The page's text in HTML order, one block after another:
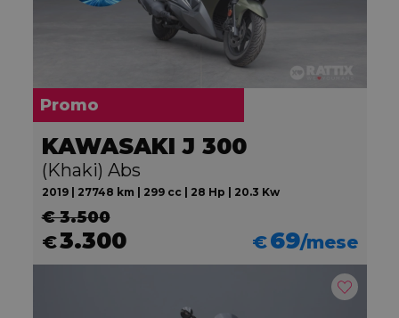
Promo
KAWASAKI J 300
(Khaki) Abs
2019 | 27748 km | 299 cc | 28 Hp | 20.3 Kw
€ 3.500
€3.300 €69/mese